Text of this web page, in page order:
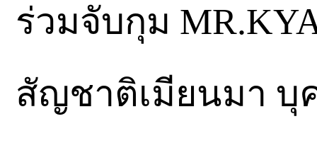
ร่วมจับกุม
สัญชาติเมียนมา บุ